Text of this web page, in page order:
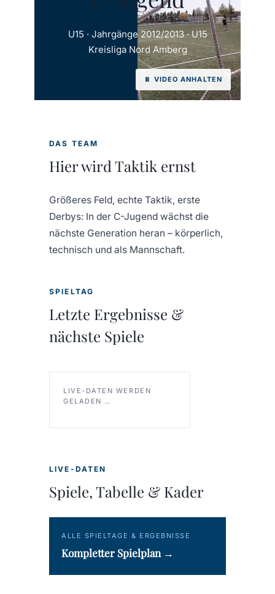
⏸ VIDEO ANHALTEN
U15 · Jahrgänge 2012/2013 · U15
Kreisliga Nord Amberg
DAS TEAM
Hier wird Taktik ernst
Größeres Feld, echte Taktik, erste
Derbys: In der C-Jugend wächst die
nächste Generation heran – körperlich,
technisch und als Mannschaft.
SPIELTAG
Letzte Ergebnisse &
nächste Spiele
LIVE-DATEN WERDEN
GELADEN …
LIVE-DATEN
Spiele, Tabelle & Kader
ALLE SPIELTAGE & ERGEBNISSE
Kompletter Spielplan →